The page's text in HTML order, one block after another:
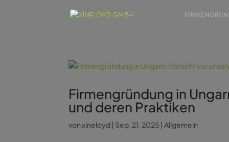
Firmengründung in
und deren Praktiken
vonxineloyd| Sep. 21, 2025 |Allgemein